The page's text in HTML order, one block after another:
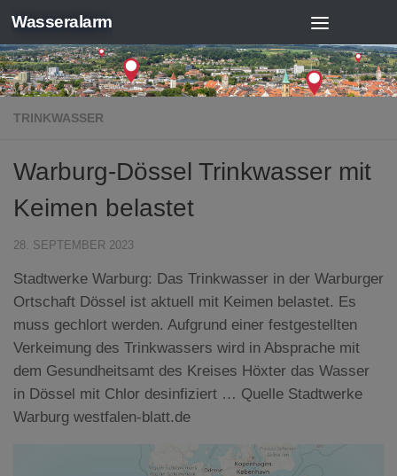
Zum Inhalt springen
Wasseralarm
TRINKWASSER
Warburg-Dössel Trinkwasser mit
Keimen belastet
28. SEPTEMBER 2023
Stadtwerke Warburg: Das Trinkwasser in der Warburger
Ortschaft Dössel ist aktuell mit Keimen belastet. Es
muss gechlort werden. Aufgrund einer festgestellten
Verkeimung des Trinkwassers wird in Absprache mit
dem Gesundheitsamt des Kreises Höxter das Wasser
in Dössel mit Chlor desinfiziert … Quelle Stadtwerke
Warburg westfalen-blatt.de